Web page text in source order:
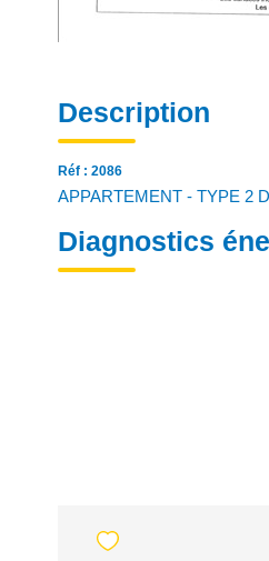
Description
Réf : 2086
APPARTEMENT - TYPE 2
Diagnostics